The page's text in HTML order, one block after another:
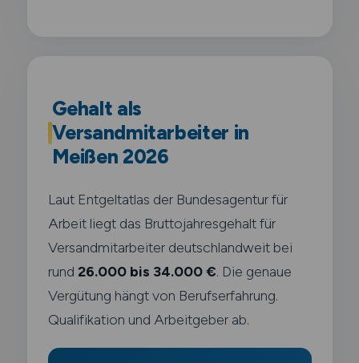
Gehalt als
Versandmitarbeiter in
Meißen 2026
Laut Entgeltatlas der Bundesagentur für
Arbeit liegt das Bruttojahresgehalt für
Versandmitarbeiter deutschlandweit bei
rund 26.000 bis 34.000 €. Die genaue
Vergütung hängt von Berufserfahrung.
Qualifikation und Arbeitgeber ab.